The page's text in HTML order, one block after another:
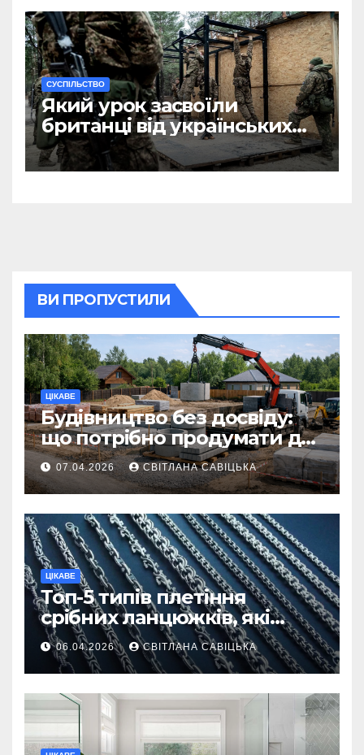
CУСПІЛЬСТВО
Який урок засвоїли
британці від українських
військових?
ВИ ПРОПУСТИЛИ
ЦІКАВЕ
Будівництво без досвіду:
що потрібно продумати до
першої доставки на
ділянку
07.04.2026 СВІТЛАНА САВІЦЬКА
ЦІКАВЕ
Топ-5 типів плетіння
срібних ланцюжків, які
вважаються
найнадійнішими
06.04.2026 СВІТЛАНА САВІЦЬКА